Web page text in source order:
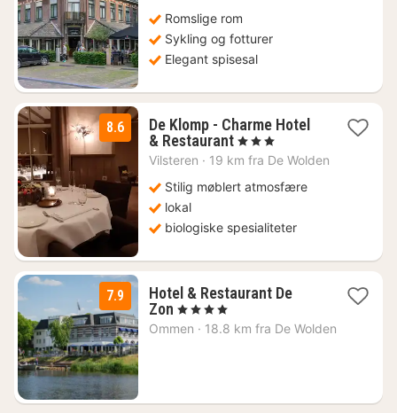
1059
kr.
Romslige rom
Sykling og fotturer
Elegant spisesal
8.6
De Klomp - Charme Hotel
& Restaurant1
natt
1606
, 3 Stjerner
Vilsteren · 19 km fra De Wolden
Stilig møblert atmosfære
lokal
biologiske spesialiteter
7.9
Hotel & Restaurant De
Zon 1
natt
, 4 Stjerner
Ommen · 18.8 km fra De Wolden